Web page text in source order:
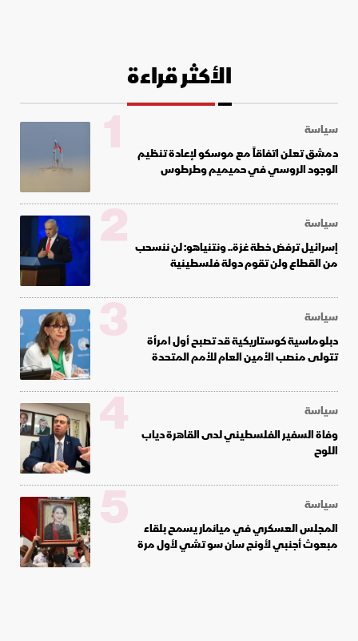
الأكثر قراءة
سياسة
دمشق تعلن اتفاقاً مع موسكو لإعادة تنظيم
الوجود الروسي في حميميم وطرطوس
1
سياسة
إسرائيل ترفض خطة غزة.. ونتنياهو: لن ننسحب
من القطاع ولن تقوم دولة فلسطينية
2
سياسة
دبلوماسية كوستاريكية قد تصبح أول امرأة
تتولى منصب الأمين العام للأمم المتحدة
3
سياسة
وفاة السفير الفلسطيني لدى القاهرة دياب
اللوح
4
سياسة
المجلس العسكري في ميانمار يسمح بلقاء
مبعوث أجنبي لأونج سان سو تشي لأول مرة 5